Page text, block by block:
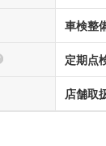
車検整
定期点
店舗取